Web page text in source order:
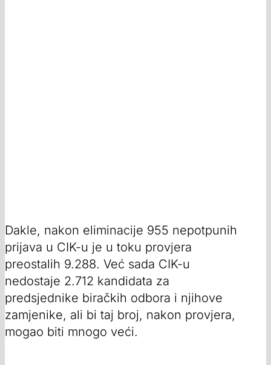
Dakle, nakon eliminacije 955 nepotpunih
prijava u CIK-u je u toku provjera
preostalih 9.288. Već sada CIK-u
nedostaje 2.712 kandidata za
predsjednike biračkih odbora i njihove
zamjenike, ali bi taj broj, nakon provjera,
mogao biti mnogo veći.